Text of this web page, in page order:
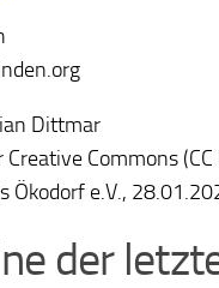
Dittmar
Commons (CC
Ökodorf e.V.,
der